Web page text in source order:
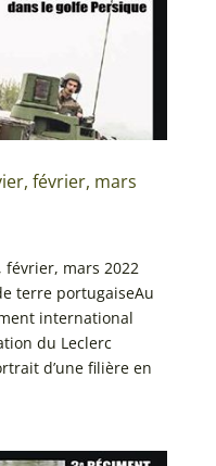
février, mars
février, mars 2022
terre portugaiseAu
international
du Leclerc
d’une filière en